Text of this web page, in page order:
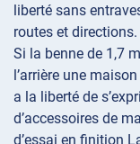
liberté sans
routes et
Si la benne de 1,7
l’arrière une
a la liberté de
d’accessoires de
d’essai en finition